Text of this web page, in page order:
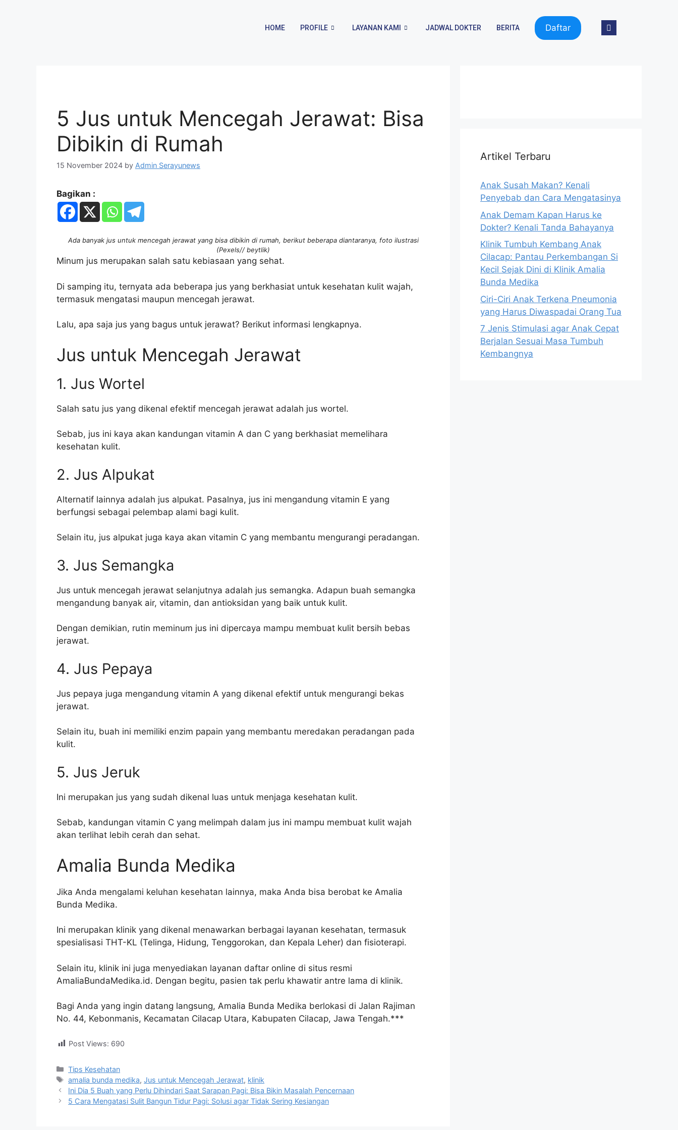
HOME PROFILE LAYANAN KAMI JADWAL DOKTER BERITA Daftar
5 Jus untuk Mencegah Jerawat: Bisa
Dibikin di Rumah
15 November 2024 by Admin Serayunews
Bagikan :
Ada banyak jus untuk mencegah jerawat yang bisa dibikin di rumah, berikut beberapa diantaranya, foto ilustrasi
(Pexels// beytlik)
Minum jus merupakan salah satu kebiasaan yang sehat.
Di samping itu, ternyata ada beberapa jus yang berkhasiat untuk kesehatan kulit wajah,
termasuk mengatasi maupun mencegah jerawat.
Lalu, apa saja jus yang bagus untuk jerawat? Berikut informasi lengkapnya.
Jus untuk Mencegah Jerawat
1. Jus Wortel
Salah satu jus yang dikenal efektif mencegah jerawat adalah jus wortel.
Sebab, jus ini kaya akan kandungan vitamin A dan C yang berkhasiat memelihara
kesehatan kulit.
2. Jus Alpukat
Alternatif lainnya adalah jus alpukat. Pasalnya, jus ini mengandung vitamin E yang
berfungsi sebagai pelembap alami bagi kulit.
Selain itu, jus alpukat juga kaya akan vitamin C yang membantu mengurangi peradangan.
3. Jus Semangka
Jus untuk mencegah jerawat selanjutnya adalah jus semangka. Adapun buah semangka
mengandung banyak air, vitamin, dan antioksidan yang baik untuk kulit.
Dengan demikian, rutin meminum jus ini dipercaya mampu membuat kulit bersih bebas
jerawat.
4. Jus Pepaya
Jus pepaya juga mengandung vitamin A yang dikenal efektif untuk mengurangi bekas
jerawat.
Selain itu, buah ini memiliki enzim papain yang membantu meredakan peradangan pada
kulit.
5. Jus Jeruk
Ini merupakan jus yang sudah dikenal luas untuk menjaga kesehatan kulit.
Sebab, kandungan vitamin C yang melimpah dalam jus ini mampu membuat kulit wajah
akan terlihat lebih cerah dan sehat.
Amalia Bunda Medika
Jika Anda mengalami keluhan kesehatan lainnya, maka Anda bisa berobat ke Amalia
Bunda Medika.
Ini merupakan klinik yang dikenal menawarkan berbagai layanan kesehatan, termasuk
spesialisasi THT-KL (Telinga, Hidung, Tenggorokan, dan Kepala Leher) dan fisioterapi.
Selain itu, klinik ini juga menyediakan layanan daftar online di situs resmi
AmaliaBundaMedika.id. Dengan begitu, pasien tak perlu khawatir antre lama di klinik.
Bagi Anda yang ingin datang langsung, Amalia Bunda Medika berlokasi di Jalan Rajiman
No. 44, Kebonmanis, Kecamatan Cilacap Utara, Kabupaten Cilacap, Jawa Tengah.***
Post Views: 690
Tips Kesehatan
amalia bunda medika,Jus untuk Mencegah Jerawat, klinik
Ini Dia 5 Buah yang Perlu Dihindari Saat Sarapan Pagi: Bisa Bikin Masalah Pencernaan
5 Cara Mengatasi Sulit Bangun Tidur Pagi: Solusi agar Tidak Sering Kesiangan
Artikel Terbaru
Anak Susah Makan? Kenali
Penyebab dan Cara Mengatasinya
Anak Demam Kapan Harus ke
Dokter? Kenali Tanda Bahayanya
Klinik Tumbuh Kembang Anak
Cilacap: Pantau Perkembangan Si
Kecil Sejak Dini di Klinik Amalia
Bunda Medika
Ciri-Ciri Anak Terkena Pneumonia
yang Harus Diwaspadai Orang Tua
7 Jenis Stimulasi agar Anak Cepat
Berjalan Sesuai Masa Tumbuh
Kembangnya